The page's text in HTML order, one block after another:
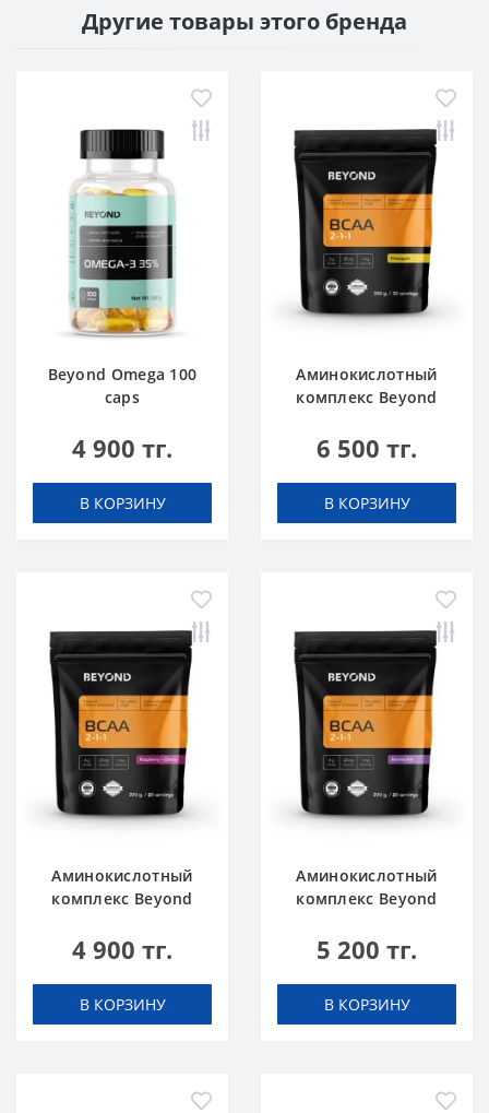
Другие товары этого бренда
Beyond Omega 100
caps
4 900 тг.
В КОРЗИНУ
Аминокислотный
комплекс Beyond
6 500 тг.
В КОРЗИНУ
Аминокислотный
комплекс Beyond
200 г
4 900 тг.
В КОРЗИНУ
Аминокислотный
комплекс Beyond
200 г
5 200 тг.
В КОРЗИНУ